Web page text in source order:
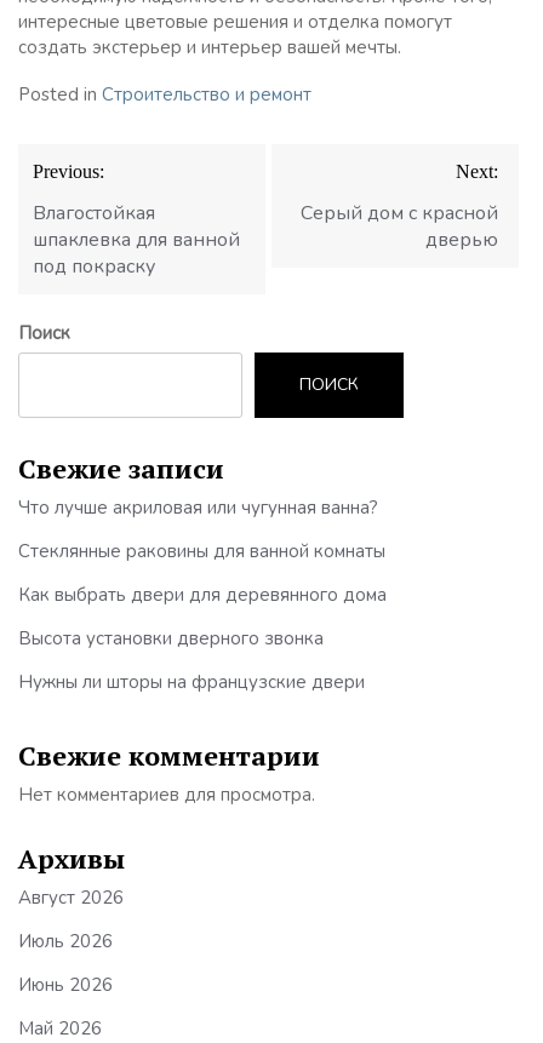
интересные цветовые решения и отделка помогут
создать экстерьер и интерьер вашей мечты.
Posted in Строительство и ремонт
Навигация
по
записям
Previous:
Влагостойкая
шпаклевка для ванной
под покраску
Next:
Серый дом с красной
дверью
Поиск
ПОИСК
Свежие записи
Что лучше акриловая или чугунная ванна?
Стеклянные раковины для ванной комнаты
Как выбрать двери для деревянного дома
Высота установки дверного звонка
Нужны ли шторы на французские двери
Свежие комментарии
Нет комментариев для просмотра.
Архивы
Август 2026
Июль 2026
Июнь 2026
Май 2026